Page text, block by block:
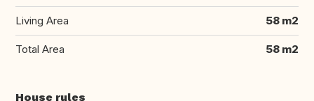
Living Area 58 m2
Total Area 58 m2
House rules